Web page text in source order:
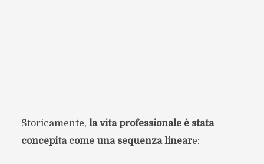
Storicamente, la vita professionale è stata
concepita come una sequenza lineare: